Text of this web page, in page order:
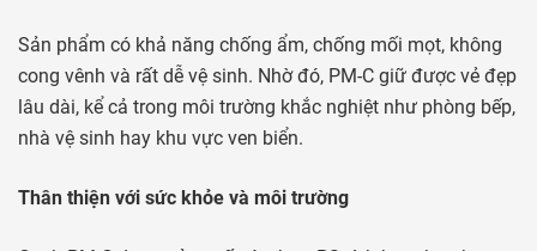
Sản phẩm có khả năng chống ẩm, chống mối mọt, không
cong vênh và rất dễ vệ sinh. Nhờ đó, PM-C giữ được vẻ đẹp
lâu dài, kể cả trong môi trường khắc nghiệt như phòng bếp,
nhà vệ sinh hay khu vực ven biển.
Thân thiện với sức khỏe và môi trường